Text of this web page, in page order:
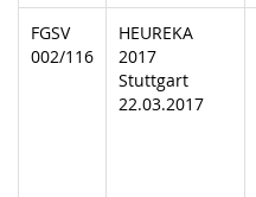
FGSV
002/116
HEUREKA
2017
Stuttgart
22.03.2017